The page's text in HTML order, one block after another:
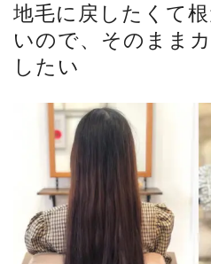
地毛に戻したくて
いので、そのまま
したい